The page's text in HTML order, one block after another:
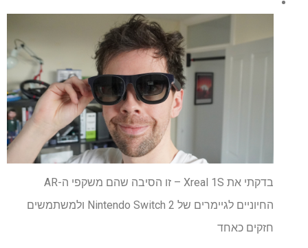
בדקתי את Xreal 1S – זו הסיבה שהם משקפי ה-AR
החיוניים לגיימרים של Nintendo Switch 2 ולמשתמשים
חזקים כאחד